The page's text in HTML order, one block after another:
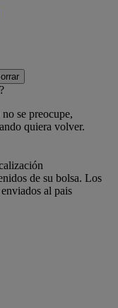
se preocupe,
quiera volver.
de su bolsa. Los
al pais